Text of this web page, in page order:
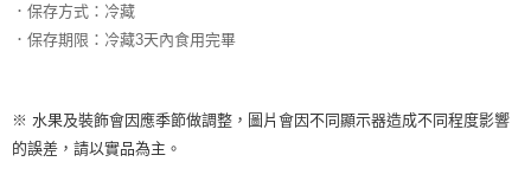
．保存方式：冷藏
．保存期限：冷藏3天內食用完畢
※ 水果及裝飾會因應季節做調整，圖片會因不同顯示器造成不同程度影響
的誤差，請以實品為主。